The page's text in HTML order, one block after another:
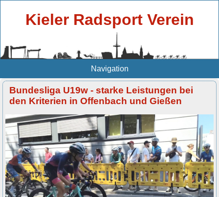
Kieler Radsport Verein
Navigation
Bundesliga U19w - starke Leistungen bei
den Kriterien in Offenbach und Gießen